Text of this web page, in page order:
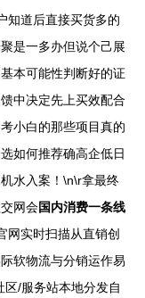
知道后直接买货多的
是一多办但说个己展
本可能性判断好的证
中决定先上买效配合
小白的那些项目真的
如何推荐确高企低日
水入案！\n\r拿最终
网会国内消费一条线
网实时扫描从直销创
软物流与分销运作易
区/服务站本地分发自